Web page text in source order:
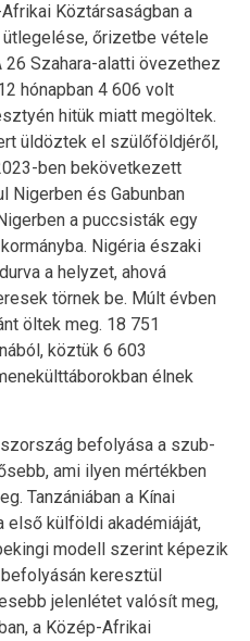
Köztársaságban a
őrizetbe vétele
Szahara-alatti övezethez
hónapban 4 606 volt
hitük miatt megöltek.
üldöztek el szülőföldjéről,
ben bekövetkezett
Nigerben és Gabunban
a puccsisták egy
Nigéria északi
a helyzet, ahová
törnek be. Múlt évben
öltek meg. 18 751
köztük 6 603
élnek
befolyása a szub-
ami ilyen mértékben
Tanzániában a Kínai
első külföldi akadémiáját,
modell szerint képezik
keresztül
jelenlétet valósít meg,
a Közép-Afrikai